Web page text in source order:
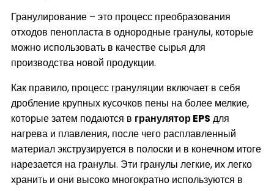
Гранулирование – это процесс преобразования
отходов пенопласта в однородные гранулы, которые
можно использовать в качестве сырья для
производства новой продукции.
Как правило, процесс грануляции включает в себя
дробление крупных кусочков пены на более мелкие,
которые затем подаются в гранулятор EPS для
нагрева и плавления, после чего расплавленный
материал экструзируется в полоски и в конечном итоге
нарезается на гранулы. Эти гранулы легкие, их легко
хранить и они высоко многократно используются в